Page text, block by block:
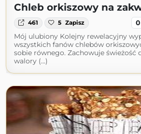
Chleb orkiszowy na
461 5 Zapisz 0
Mój ulubiony Kolejny rewelacyjny
wszystkich fanów chlebów
sobie równego. Zachowuje świeżość
walory (...)